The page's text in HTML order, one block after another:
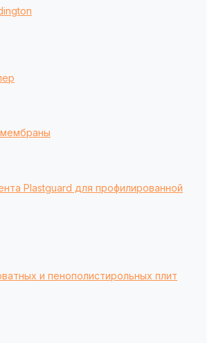
Plastguard для профилированной
и пенополистирольных плит